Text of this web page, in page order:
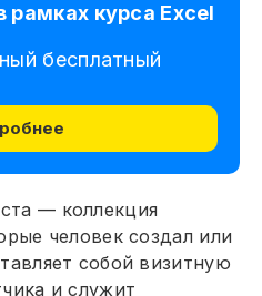
рамках курса Excel
бесплатный
— коллекция
человек создал или
собой визитную
и служит